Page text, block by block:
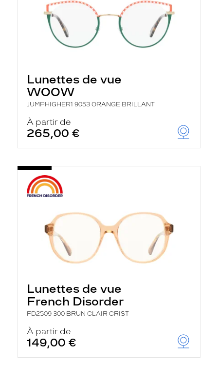
Lunettes de vue
WOOW
JUMPHIGHER1 9053 ORANGE BRILLANT
À partir de
265,00 €
Lunettes de vue
French Disorder
FD2509 300 BRUN CLAIR CRIST
À partir de
149,00 €